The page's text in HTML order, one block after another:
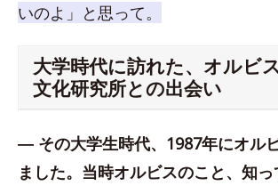
いのよ」と思って。
大学時代に訪れた、オルビ
文化研究所との出会い
― その大学生時代、1987年にオル
ました。当時オルビスのこと、知